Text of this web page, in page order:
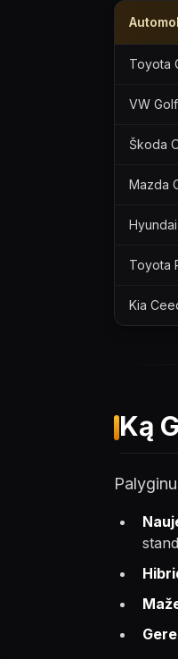
Toyota
VW
Škoda
Mazda
Toyota
Kia
Ką